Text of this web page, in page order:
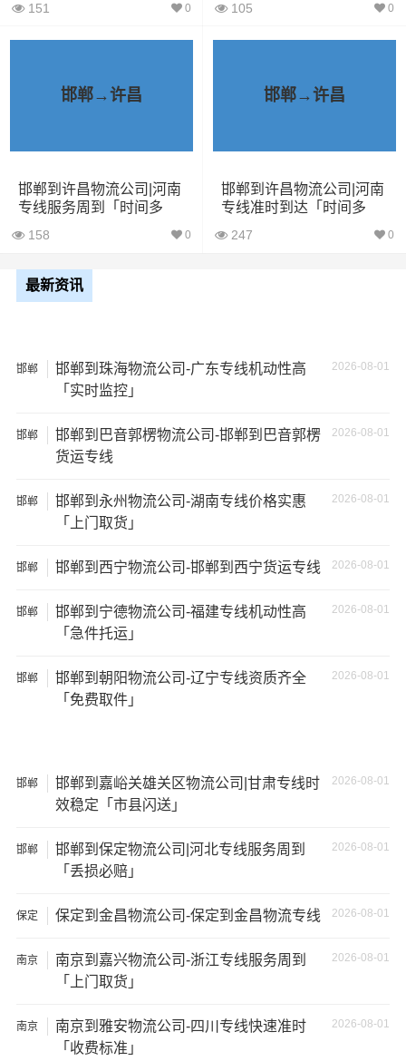
出现延误，导致你的物品无法按时送达；
等；
4、安全风险：不靠谱的物流公司可能会存在安全风险，例
5、经济损失：如果你的包裹在运输过程中丢失或损坏，你
★ 本站所列深圳到许昌物流专线费用与时效仅供参考，如
★ 由于货运运输比较特殊，请您托运之前仔细清点您所托
运的所有物品；如果您的货物需要临时存放，请尽早最快
★为了提高深圳到许昌的物流专线服务质量，欢迎您对我
意见汇报于您，非常感谢您对我们的支持，我们将为客户
标签：
# 深圳专线 # 深圳货运
# 深圳物流
# 许昌专线
# 许昌货运
151 0 105 0
邯郸→许昌
邯郸到许昌物流公司|河南
专线服务周到「时间多
158 0
邯郸→许昌
邯郸到许昌物流公司|河南
专线准时到达「时间多
247 0
最新资讯
邯郸 2026-08-01
邯郸到珠海物流公司-广东专线机动性高
「实时监控」
邯郸 2026-08-01
邯郸到巴音郭楞物流公司-邯郸到巴音郭楞
货运专线
邯郸 2026-08-01
邯郸到永州物流公司-湖南专线价格实惠
「上门取货」
邯郸 2026-08-01
邯郸到西宁物流公司-邯郸到西宁货运专线
邯郸 2026-08-01
邯郸到宁德物流公司-福建专线机动性高
「急件托运」
邯郸 2026-08-01
邯郸到朝阳物流公司-辽宁专线资质齐全
「免费取件」
邯郸 2026-08-01
邯郸到嘉峪关雄关区物流公司|甘肃专线时
效稳定「市县闪送」
邯郸 2026-08-01
邯郸到保定物流公司|河北专线服务周到
「丢损必赔」
保定 2026-08-01
保定到金昌物流公司-保定到金昌物流专线
南京 2026-08-01
南京到嘉兴物流公司-浙江专线服务周到
「上门取货」
南京 2026-08-01
南京到雅安物流公司-四川专线快速准时
「收费标准」